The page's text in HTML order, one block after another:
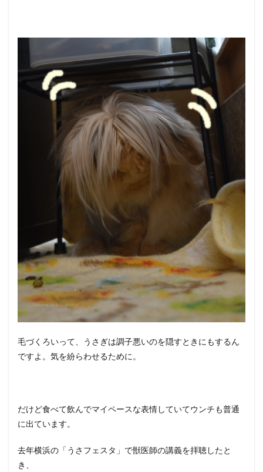
毛づくろいって、うさぎは調子悪いのを隠すときにもするん
ですよ。気を紛らわせるために。
だけど食べて飲んでマイペースな表情していてウンチも普通
に出ています。
去年横浜の「うさフェスタ」で獣医師の講義を拝聴したと
き、